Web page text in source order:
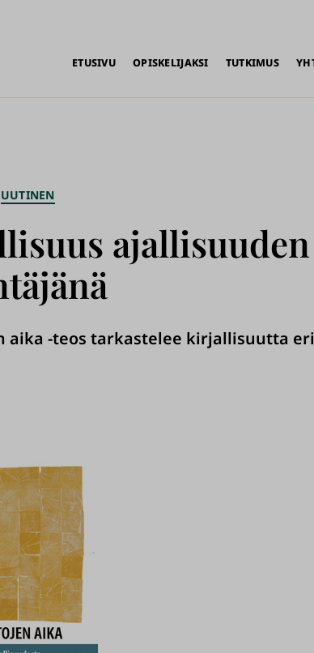
ETUSIVU OPISKELIJAKSI TUTKIMUS
ajallisuuden
UUTINEN
aika -teos tarkastelee kirjallisuutta